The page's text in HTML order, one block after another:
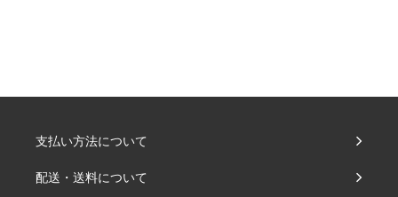
支払い方法について
配送・送料について